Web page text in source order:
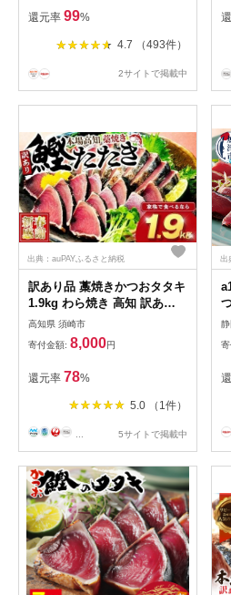
つお 鰹のたたき 冷凍 ふるさ
と納税カツオ 高知県 須崎市
お刺身 刺身 高知県 須崎市
還元率 99%
4.7 （493件）
2サイトで掲載中
出典：auPAYふるさと納税
訳あり品 藁焼きかつおタタキ
1.9kg わら焼き 高知 訳あり
不揃い かつおのたたき 冷凍
真空 小分け 個包装 おつまみ
おかず 惣菜 晩ごはん 加工品
カツオ 鰹 刺身 魚 高知県 須
崎市
高知県 須崎市
寄付金額: 8,000円
還元率 78%
5.0 （1件）
5サイトで掲載中
出